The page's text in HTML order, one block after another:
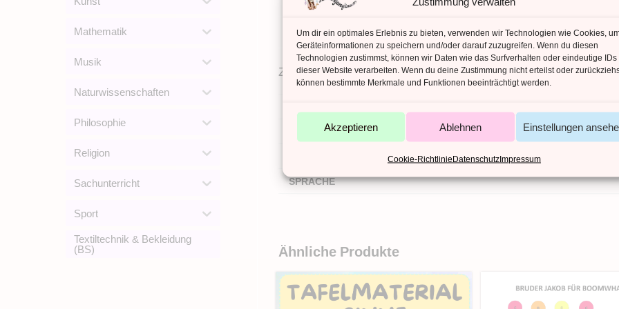
Um dir ein optimales Erlebnis zu bieten, verwenden wir Technologien wie Cookies,
Geräteinformationen zu speichern und/oder darauf zuzugreifen. Wenn du diesen
Technologien zustimmst, können wir Daten wie das Surfverhalten oder eindeutige IDs
dieser Website verarbeiten. Wenn du deine Zustimmung nicht erteilst oder
können bestimmte Merkmale und Funktionen beeinträchtigt werden.
Akzeptieren Ablehnen Einstellungen
Cookie-RichtlinieDatenschutzImpressum
ZUSÄTZLICHE INFORMATIONEN
Zusätzliche Informationen
ANZAHL SEITEN
SPRACHE
Ähnliche Produkte
Mathematik
Musik
Naturwissenschaften
Philosophie
Religion
Sachunterricht
Sport
Textiltechnik & Bekleidung
(BS)